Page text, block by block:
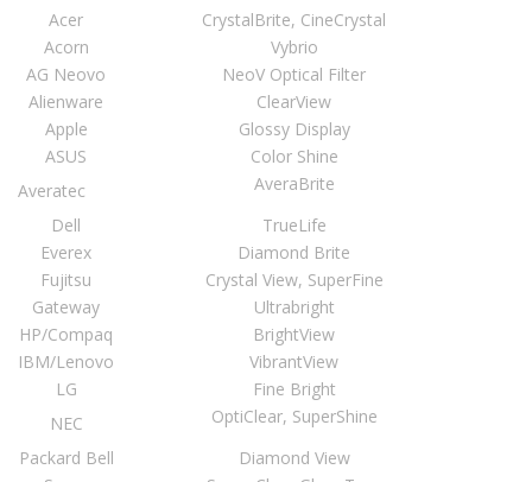
Acer
CrystalBrite, CineCrystal
Acorn
Vybrio
AG Neovo
NeoV Optical Filter
Alienware
ClearView
Apple
Glossy Display
ASUS
Color Shine
Averatec
AveraBrite
Dell
TrueLife
Everex
Diamond Brite
Fujitsu
Crystal View, SuperFine
Gateway
Ultrabright
HP/Compaq
BrightView
IBM/Lenovo
VibrantView
LG
Fine Bright
NEC
OptiClear, SuperShine
Packard Bell
Diamond View